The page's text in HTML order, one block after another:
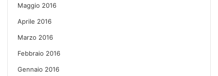
Maggio 2016
Aprile 2016
Marzo 2016
Febbraio 2016
Gennaio 2016